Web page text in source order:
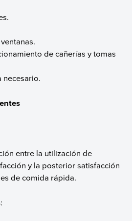
de cañerías y tomas
necesario.
entre la utilización de
y la posterior satisfacción
de comida rápida.
: